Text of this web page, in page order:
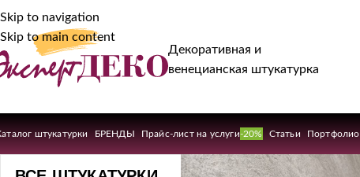
Skip to navigation
Skip to main content
Декоративная и
венецианская штукатурка
штукатурки БРЕНДЫ Прайс-лист на услуги-20% Статьи Портфолио